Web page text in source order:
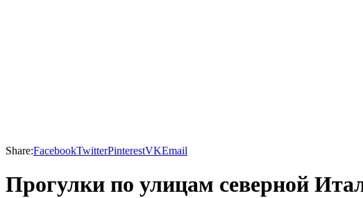
Share:FacebookTwitterPinterestVKEmail
Прогулки по улицам северной